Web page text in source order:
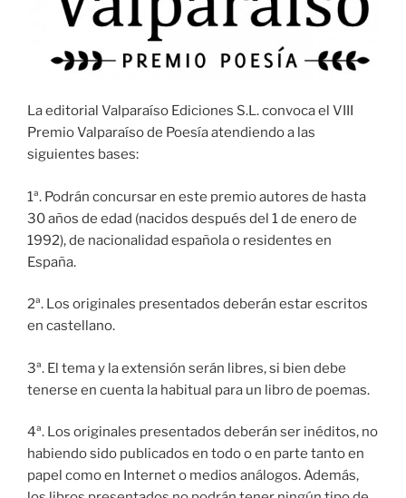
La editorial Valparaíso Ediciones S.L. convoca el VIII
Premio Valparaíso de Poesía atendiendo a las
siguientes bases:
1ª. Podrán concursar en este premio autores de hasta
30 años de edad (nacidos después del 1 de enero de
1992), de nacionalidad española o residentes en
España.
2ª. Los originales presentados deberán estar escritos
en castellano.
3ª. El tema y la extensión serán libres, si bien debe
tenerse en cuenta la habitual para un libro de poemas.
4ª. Los originales presentados deberán ser inéditos, no
habiendo sido publicados en todo o en parte tanto en
papel como en Internet o medios análogos. Además,